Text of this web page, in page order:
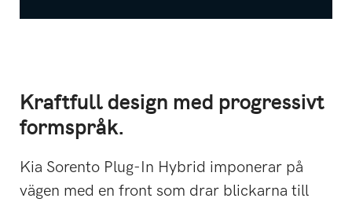
Kraftfull design med progressivt
formspråk.
Kia Sorento Plug-In Hybrid imponerar på
vägen med en front som drar blickarna till